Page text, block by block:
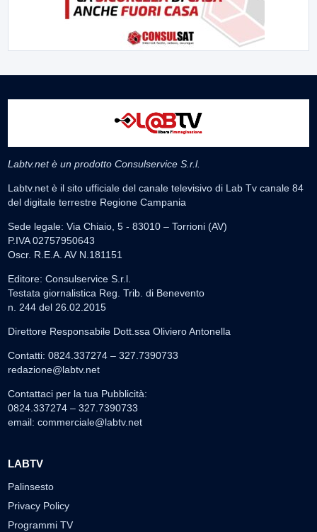
Labtv.net è un prodotto Consulservice S.r.l.
Labtv.net è il sito ufficiale del canale televisivo di Lab Tv canale 84
del digitale terrestre Regione Campania
Sede legale: Via Chiaio, 5 - 83010 – Torrioni (AV)
P.IVA 02757950643
Oscr. R.E.A. AV N.181151
Editore: Consulservice S.r.l.
Testata giornalistica Reg. Trib. di Benevento
n. 244 del 26.02.2015
Direttore Responsabile Dott.ssa Oliviero Antonella
Contatti: 0824.337274 – 327.7390733
redazione@labtv.net
Contattaci per la tua Pubblicità:
0824.337274 – 327.7390733
email: commerciale@labtv.net
LABTV
Palinsesto
Privacy Policy
Programmi TV